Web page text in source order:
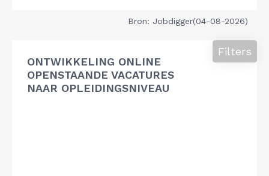
Bron: Jobdigger(04-08-2026)
ONTWIKKELING ONLINE
OPENSTAANDE VACATURES
NAAR OPLEIDINGSNIVEAU
Filters